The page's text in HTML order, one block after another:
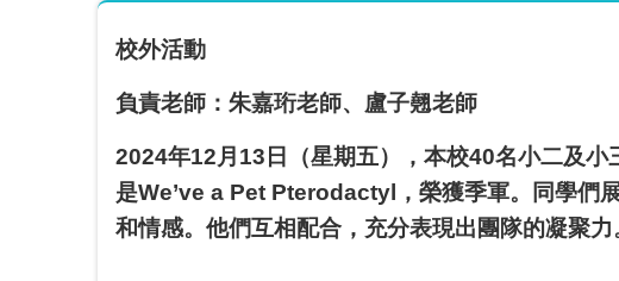
校外活動
負責老師：朱嘉珩老師、盧子翹老師
2024年12月13日（星期五），本校40名小二及
是We’ve a Pet Pterodactyl，榮獲季軍。同學們
和情感。他們互相配合，充分表現出團隊的凝聚力